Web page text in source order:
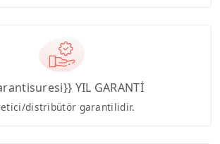
YIL GARANTİ
distribütör garantilidir.